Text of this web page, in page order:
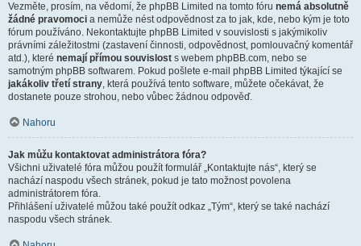
Vezměte, prosím, na vědomí, že phpBB Limited na tomto fóru nemá absolutně
žádné pravomoci a nemůže nést odpovědnost za to jak, kde, nebo kým je toto
fórum používáno. Nekontaktujte phpBB Limited v souvislosti s jakýmikoliv
právními záležitostmi (zastavení činnosti, odpovědnost, pomlouvačný komentář
atd.), které nemají přímou souvislost s webem phpBB.com, nebo se
samotným phpBB softwarem. Pokud pošlete e-mail phpBB Limited týkající se
jakákoliv třetí strany, která používá tento software, můžete očekávat, že
dostanete pouze strohou, nebo vůbec žádnou odpověď.
Nahoru
Jak můžu kontaktovat administrátora fóra?
Všichni uživatelé fóra můžou použít formulář „Kontaktujte nás“, který se
nachází naspodu všech stránek, pokud je tato možnost povolena
administrátorem fóra.
Přihlášení uživatelé můžou také použít odkaz „Tým“, který se také nachází
naspodu všech stránek.